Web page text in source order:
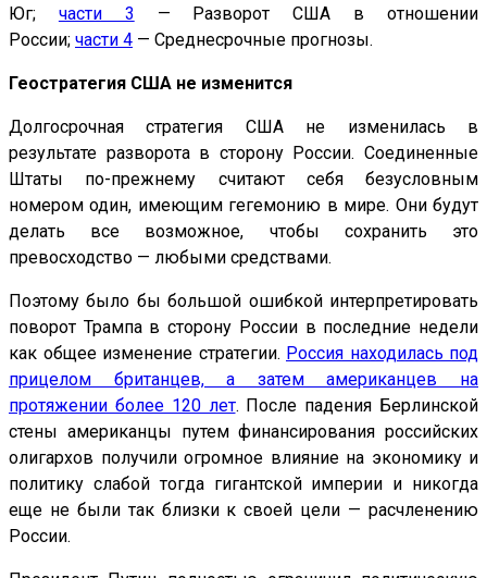
Юг; части 3 — Разворот США в отношении
России; части 4 — Среднесрочные прогнозы.
Геостратегия США не изменится
Долгосрочная стратегия США не изменилась в
результате разворота в сторону России. Соединенные
Штаты по-прежнему считают себя безусловным
номером один, имеющим гегемонию в мире. Они будут
делать все возможное, чтобы сохранить это
превосходство — любыми средствами.
Поэтому было бы большой ошибкой интерпретировать
поворот Трампа в сторону России в последние недели
как общее изменение стратегии. Россия находилась под
прицелом британцев, а затем американцев на
протяжении более 120 лет. После падения Берлинской
стены американцы путем финансирования российских
олигархов получили огромное влияние на экономику и
политику слабой тогда гигантской империи и никогда
еще не были так близки к своей цели — расчленению
России.